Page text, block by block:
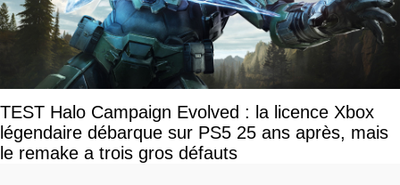
TEST Halo Campaign Evolved : la licence Xbox
légendaire débarque sur PS5 25 ans après, mais
le remake a trois gros défauts